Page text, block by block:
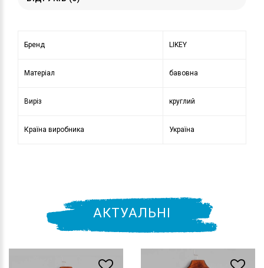
Бренд LIKEY
Матеріал бавовна
Виріз круглий
Країна виробника Україна
АКТУАЛЬНІ